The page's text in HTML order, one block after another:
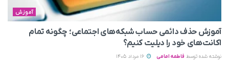
آموزش
آموزش حذف دائمی حساب شبکه‌های اجتماعی؛ چگونه تمام
اکانت‌های خود را دیلیت کنیم؟
نوشته شده توسط فاطمه امامی